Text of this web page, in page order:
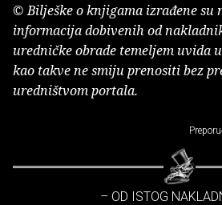
© Bilješke o knjigama izrađene su
informacija dobivenih od
uredničke obrade temeljem uvida
kao takve ne smiju prenositi bez
uredništvom portala.
– OD ISTOG